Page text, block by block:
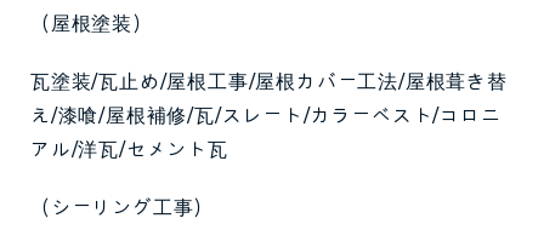
（屋根塗装）
瓦塗装/瓦止め/屋根工事/屋根カバー工法/屋根葺き替
え/漆喰/屋根補修/瓦/スレート/カラーベスト/コロニ
アル/洋瓦/セメント瓦
（シーリング工事）